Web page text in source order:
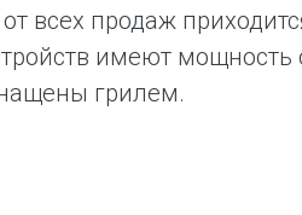
всех продаж
имеют мощность
грилем.